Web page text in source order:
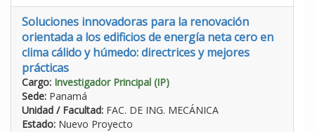
Soluciones innovadoras para la renovación
orientada a los edificios de energía neta cero en
clima cálido y húmedo: directrices y mejores
prácticas
Cargo: Investigador Principal (IP)
Sede: Panamá
Unidad / Facultad: FAC. DE ING. MECÁNICA
Estado: Nuevo Proyecto